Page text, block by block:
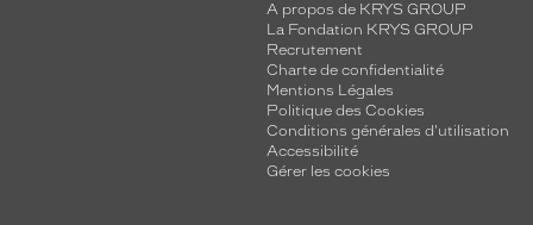
A propos de KRYS GROUP
La Fondation KRYS GROUP
Recrutement
Charte de confidentialité
Mentions Légales
Politique des Cookies
Conditions générales d'utilisation
Accessibilité
Gérer les cookies